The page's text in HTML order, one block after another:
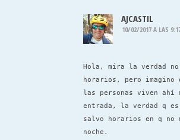
AJCASTIL
10/02/2017 A LAS
Hola, mira la verdad no
horarios, pero imagino
las personas viven ahí
entrada, la verdad q
salvo horarios en q no
noche.